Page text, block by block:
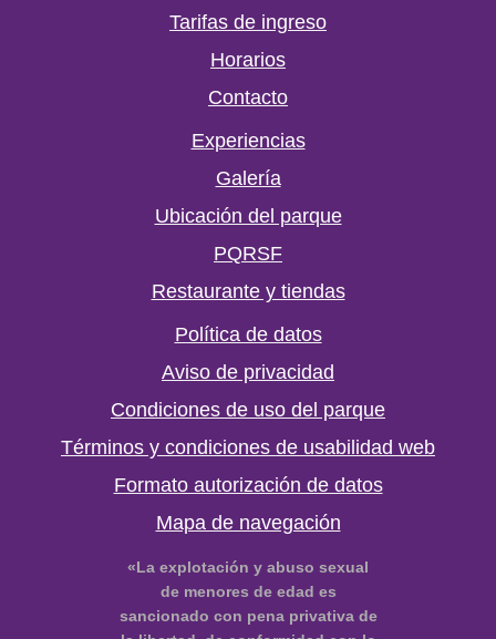
g
m
k
b
Tarifas de ingreso
Horarios
Contacto
Experiencias
Galería
Ubicación del parque
PQRSF
Restaurante y tiendas
Política de datos
Aviso de privacidad
Condiciones de uso del parque
Términos y condiciones de usabilidad web
Formato autorización de datos
Mapa de navegación
«La explotación y abuso sexual
de menores de edad es
sancionado con pena privativa de